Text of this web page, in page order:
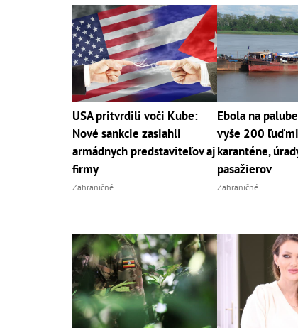
USA pritvrdili voči Kube:
Nové sankcie zasiahli
armádnych predstaviteľov aj
firmy
Zahraničné
Ebola na
vyše 200
karanténe,
pasažierov
Zahraničné